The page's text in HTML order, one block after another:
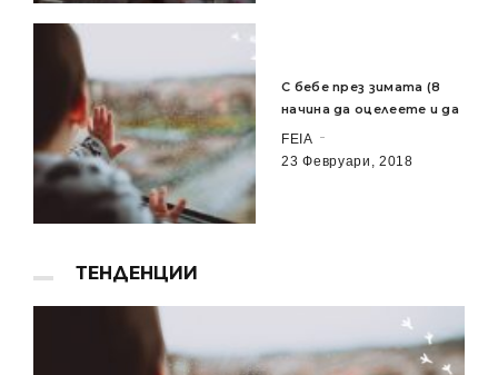
С бебе през зимата (8
начина да оцелеете и да
FEIA
23 Февруари, 2018
ТЕНДЕНЦИИ